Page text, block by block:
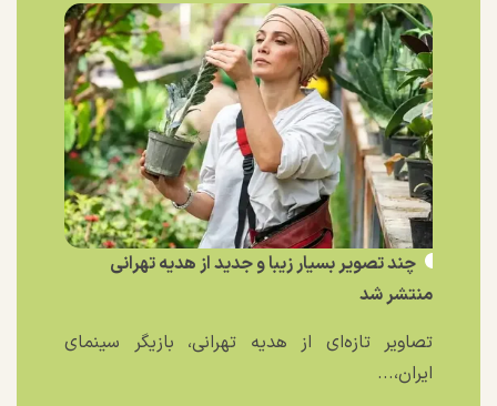
چند تصویر بسیار زیبا و جدید از هدیه تهرانی
منتشر شد
تصاویر تازه‌ای از هدیه تهرانی، بازیگر سینمای
ایران،...